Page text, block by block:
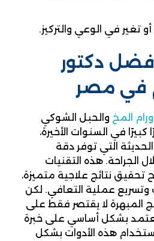
تغير في الوعي والتركيز.
دكتور
في مصر
المخ والحبل الشوكي
في السنوات الأخيرة،
التي توفر دقة
الجراحة. هذه التقنيات
تحقيق نتائج علاجية متميزة،
عملية التعافي. لكن
المبهرة لا يقتصر فقط على
يعتمد بشكل أساسي على خبرة
هذه الأدوات بشكل